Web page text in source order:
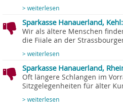
> weiterlesen
Sparkasse Hanauerland,
Wir als ältere Menschen
die Fiiale an der
> weiterlesen
Sparkasse Hanauerland,
Oft längere Schlangen im
Sitzgelegenheiten für älter
> weiterlesen